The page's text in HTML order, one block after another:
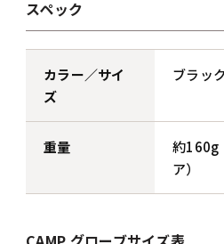
スペック
カラー／サイ
ズ
ブラッ
重量
約160g
ア）